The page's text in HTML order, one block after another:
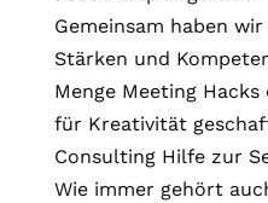
Gemeinsam haben
Stärken und
Menge Meeting
für Kreativität
Consulting Hilfe zur
Wie immer gehört